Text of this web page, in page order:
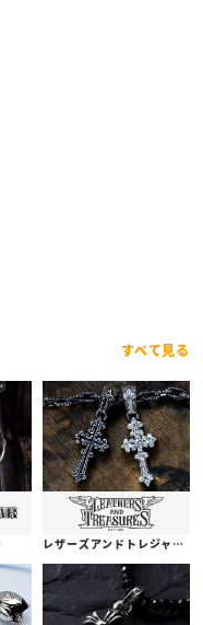
すべて見る
レザーズアンドトレジャーズ